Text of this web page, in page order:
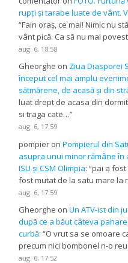
rupți și tarabe luate de vânt.
“Fain oraș, ce mai! Nimic nu
vânt pică. Ca să nu mai
aug. 6, 18:58
Gheorghe on Ziua Diasporei
început cel mai amplu
sătmărene, de acasă și din
luat drept de acasa din
si traga cate…”
aug. 6, 17:59
pompier onPompierul din
asupra unui minor rămâne
ISU și CSM Olimpia: “pai a fost
fost mutat de la satu mare la
aug. 6, 17:59
Gheorghe onUn ATV-ist din
după ce a băut câteva
curbă: “O vrut sa se omoare
precum nici bombonel n-o
aug. 6, 17:52